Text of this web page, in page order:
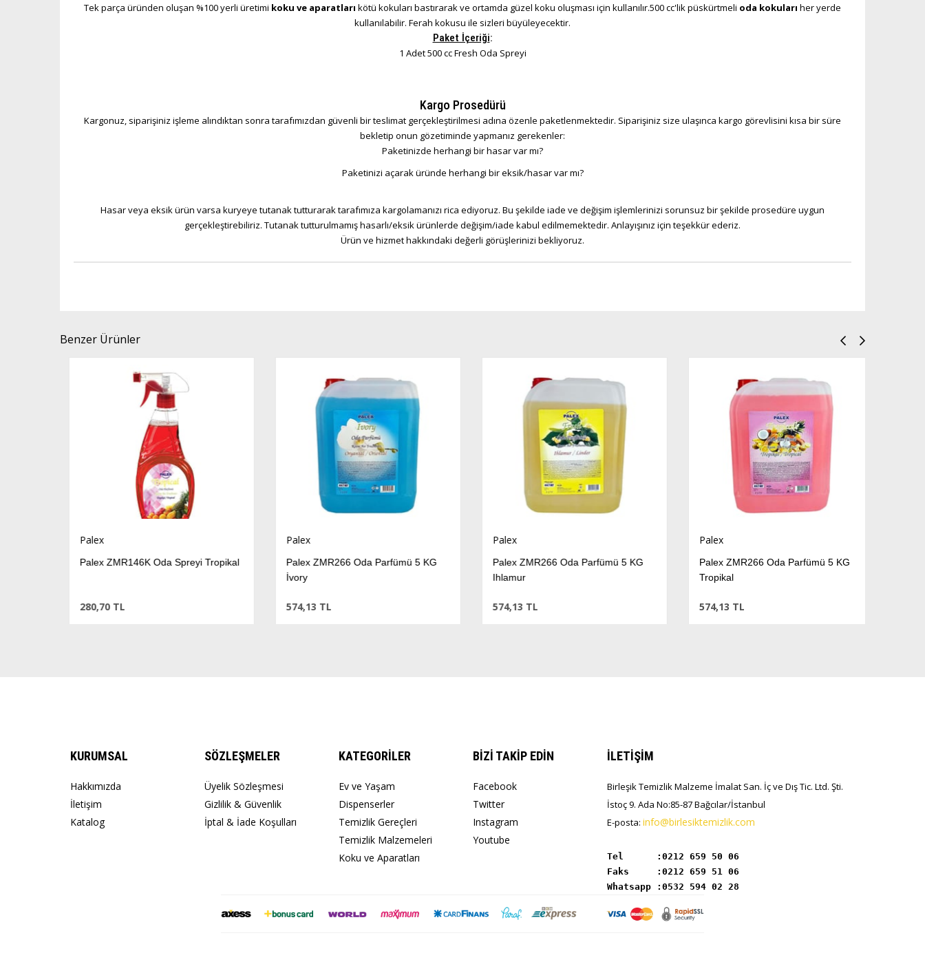
Tek parça üründen oluşan %100 yerli üretimi koku ve aparatları kötü kokuları bastırarak ve ortamda güzel koku oluşması için kullanılır.500 cc'lik püskürtmeli oda kokuları her yerde
kullanılabilir. Ferah kokusu ile sizleri büyüleyecektir.
Paket İçeriği:
1 Adet 500 cc Fresh Oda Spreyi
Kargo Prosedürü
Kargonuz, siparişiniz işleme alındıktan sonra tarafımızdan güvenli bir teslimat gerçekleştirilmesi adına özenle paketlenmektedir. Siparişiniz size ulaşınca kargo görevlisini kısa bir süre
bekletip onun gözetiminde yapmanız gerekenler:
Paketinizde herhangi bir hasar var mı?
Paketinizi açarak üründe herhangi bir eksik/hasar var mı?
Hasar veya eksik ürün varsa kuryeye tutanak tutturarak tarafımıza kargolamanızı rica ediyoruz. Bu şekilde iade ve değişim işlemlerinizi sorunsuz bir şekilde prosedüre uygun
gerçekleştirebiliriz. Tutanak tutturulmamış hasarlı/eksik ürünlerde değişim/iade kabul edilmemektedir. Anlayışınız için teşekkür ederiz.
Ürün ve hizmet hakkındaki değerli görüşlerinizi bekliyoruz.
Benzer Ürünler
Palex
Palex ZMR146K Oda Spreyi Tropikal
280,70 TL
Palex
Palex ZMR266 Oda Parfümü 5 KG
İvory
574,13 TL
Palex
Palex ZMR266 Oda Parfümü 5 KG
Ihlamur
574,13 TL
Palex
Palex ZMR266 Oda Parfümü 5 KG
Tropikal
574,13 TL
KURUMSAL
Hakkımızda
İletişim
Katalog
SÖZLEŞMELER
Üyelik Sözleşmesi
Gizlilik & Güvenlik
İptal & İade Koşulları
KATEGORİLER
Ev ve Yaşam
Dispenserler
Temizlik Gereçleri
Temizlik Malzemeleri
Koku ve Aparatları
BİZİ TAKİP EDİN
Facebook
Twitter
Instagram
Youtube
İLETİŞİM
Birleşik Temizlik Malzeme İmalat San. İç ve Dış Tic. Ltd. Şti.
İstoç 9. Ada No:85-87 Bağcılar/İstanbul
E-posta: info@birlesiktemizlik.com
Tel      :
Whatsapp :0532 594 02 28